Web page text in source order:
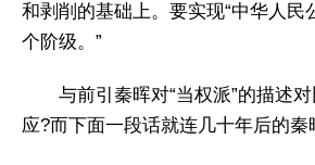
和剥削的基础上。要实现“中华人民
个阶级。”
与前引秦晖对“当权派”的描述
应?而下面一段话就连几十年后的秦